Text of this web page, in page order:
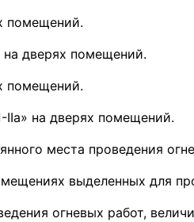
помещений.
дверях помещений.
помещений.
IIа» на дверях помещений.
места проведения
выделенных для
огневых работ,